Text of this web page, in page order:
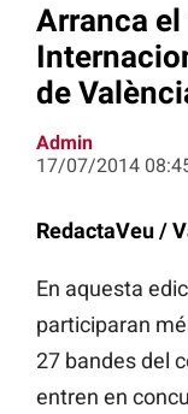
Arranca
de
Admin
17/07/2014
RedactaVeu /
En aquesta
participaran
27 bandes del
entren en